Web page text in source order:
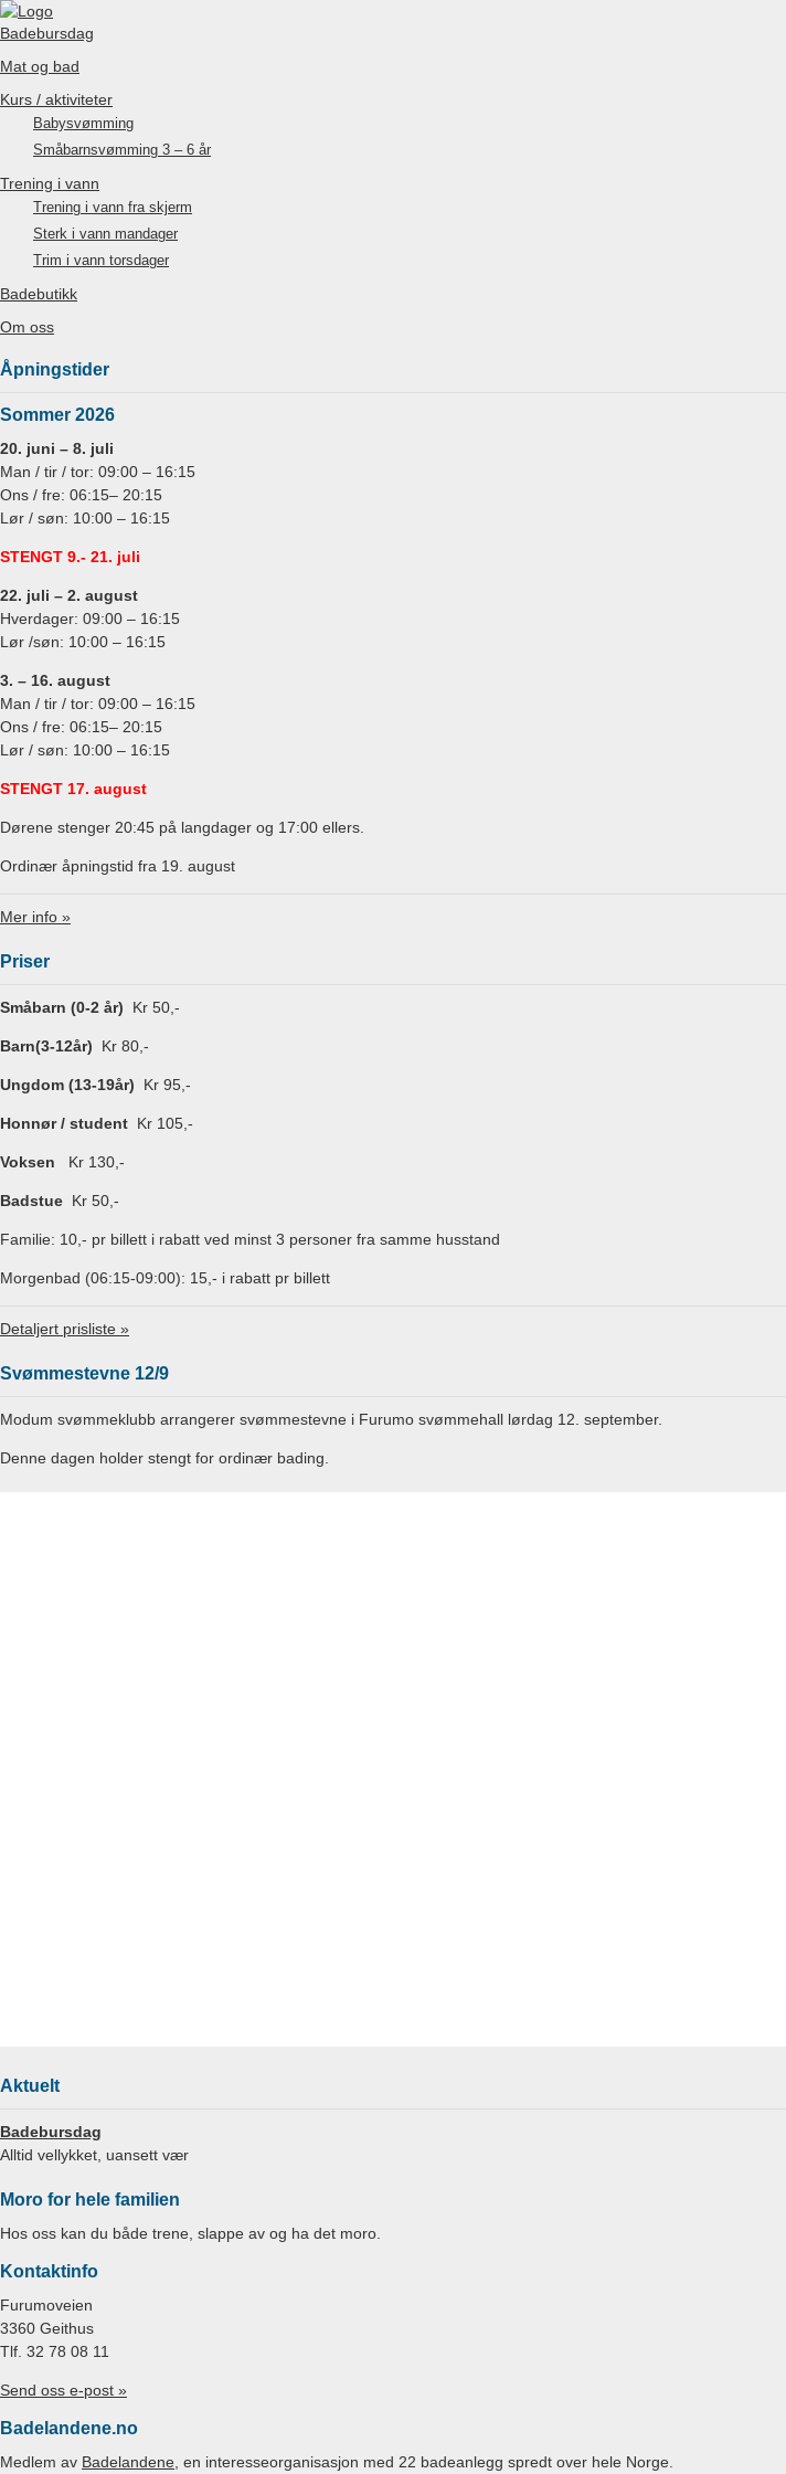
Badebursdag
Mat og bad
Kurs / aktiviteter
Babysvømming
Småbarnsvømming 3 – 6 år
Trening i vann
Trening i vann fra skjerm
Sterk i vann mandager
Trim i vann torsdager
Badebutikk
Om oss
Åpningstider
Sommer 2026
20. juni – 8. juli
Man / tir / tor: 09:00 – 16:15
Ons / fre: 06:15– 20:15
Lør / søn: 10:00 – 16:15
STENGT 9.- 21. juli
22. juli – 2. august
Hverdager: 09:00 – 16:15
Lør /søn: 10:00 – 16:15
3. – 16. august
Man / tir / tor: 09:00 – 16:15
Ons / fre: 06:15– 20:15
Lør / søn: 10:00 – 16:15
STENGT 17. august
Dørene stenger 20:45 på langdager og 17:00 ellers.
Ordinær åpningstid fra 19. august
Mer info »
Priser
Småbarn (0-2 år) Kr 50,-
Barn(3-12år) Kr 80,-
Ungdom (13-19år) Kr 95,-
Honnør / student Kr 105,-
Voksen Kr 130,-
Badstue Kr 50,-
Familie: 10,- pr billett i rabatt ved minst 3 personer fra samme husstand
Morgenbad (06:15-09:00): 15,- i rabatt pr billett
Detaljert prisliste »
Svømmestevne 12/9
Modum svømmeklubb arrangerer svømmestevne i Furumo svømmehall lørdag 12. september.
Denne dagen holder stengt for ordinær bading.
Aktuelt
Badebursdag
Alltid vellykket, uansett vær
Moro for hele familien
Hos oss kan du både trene, slappe av og ha det moro.
Kontaktinfo
Furumoveien
3360 Geithus
Tlf. 32 78 08 11
Send oss e-post »
Badelandene.no
Medlem av Badelandene , en interesseorganisasjon med 22 badeanlegg spredt over hele Norge.